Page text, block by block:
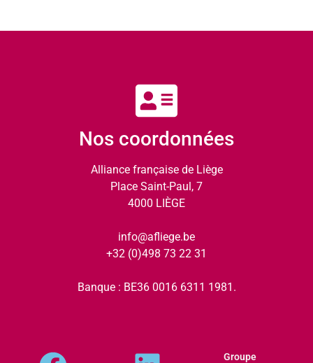
Nos coordonnées
Alliance française de Liège
Place Saint-Paul, 7
4000 LIÈGE
info@afliege.be
+32 (0)498 73 22 31
Banque : BE36 0016 6311 1981.
Groupe